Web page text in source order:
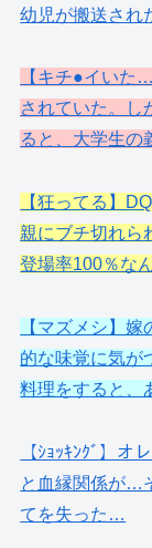
幼児が搬送され
【キチ●イいた
されていた。し
ると、大学生
【狂ってる】
親にブチ切れら
登場率100％な
【マズメシ】
的な味覚に気が
料理をすると、
【ｼｮｯｷﾝｸﾞ】
と血縁関係が…
てを失った…